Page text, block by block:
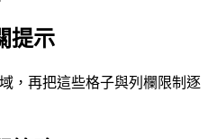
提示
，再把這些格子與列欄限制逐